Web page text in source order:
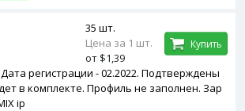
регистрации - 02.2022. Подтверждены
в комплекте. Профиль не заполнен. Зар
ip
35 шт.
Цена за 1 шт.
от $1,39
Купить